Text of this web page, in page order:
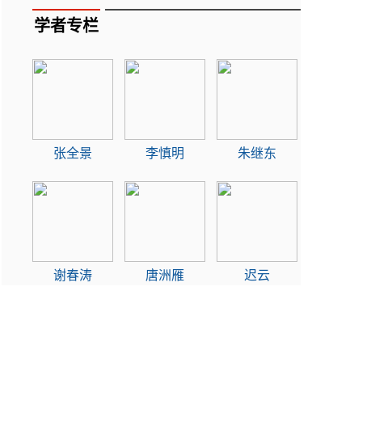
学者专栏
张全景 李慎明 朱继东
谢春涛 唐洲雁 迟云